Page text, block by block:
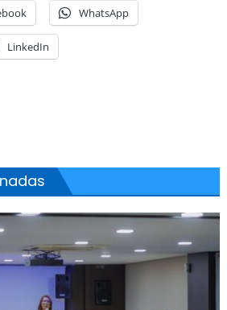
WhatsApp
LinkedIn